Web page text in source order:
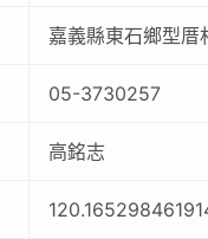
嘉義縣東石鄉型
05-3730257
高銘志